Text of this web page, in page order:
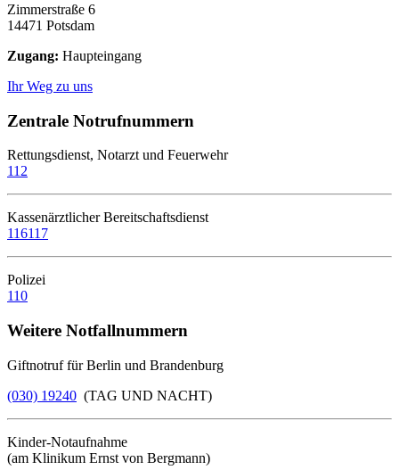
Zimmerstraße 6
14471 Potsdam
Zugang: Haupteingang
Ihr Weg zu uns
Zentrale Notrufnummern
Rettungsdienst, Notarzt und Feuerwehr
112
Kassenärztlicher Bereitschaftsdienst
116117
Polizei
110
Weitere Notfallnummern
Giftnotruf für Berlin und Brandenburg
(030) 19240 (TAG UND NACHT)
Kinder-Notaufnahme
(am Klinikum Ernst von Bergmann)